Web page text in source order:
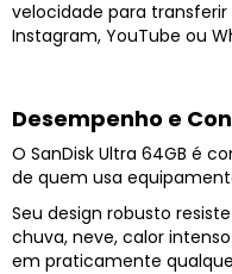
velocidade para
Instagram, YouTube ou
Desempenho e
O SanDisk Ultra 64GB é
de quem usa
Seu design robusto
chuva, neve, calor
em praticamente